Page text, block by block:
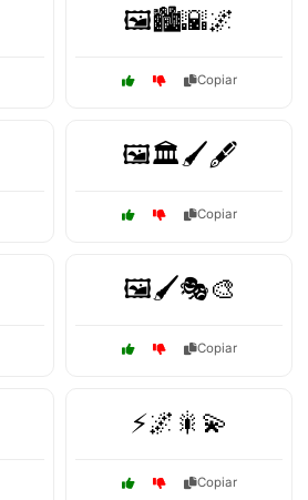
🖼️🏙️🌇🌌
Copiar
🖼️🏛️🖌️🖋️
Copiar
🖼️🖌️🎭🎨
Copiar
⚡🌌🎇💫
Copiar